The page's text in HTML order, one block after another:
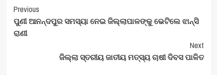
Post
Navigation
Previous
ପୁଣୀ ଆନନ୍ଦପୁର ସମସ୍ୟା ନେଇ ଜିଲ୍ଲାପାଳଙ୍କୁ ଭେଟିଲେ ଝାନ୍ସି
ରାଣୀ
Next
ଜିଲ୍ଲା ସ୍ତରୀୟ ଜାତୀୟ ମତ୍ସ୍ୟ ଚାଷୀ ଦିବସ ପାଳିତ